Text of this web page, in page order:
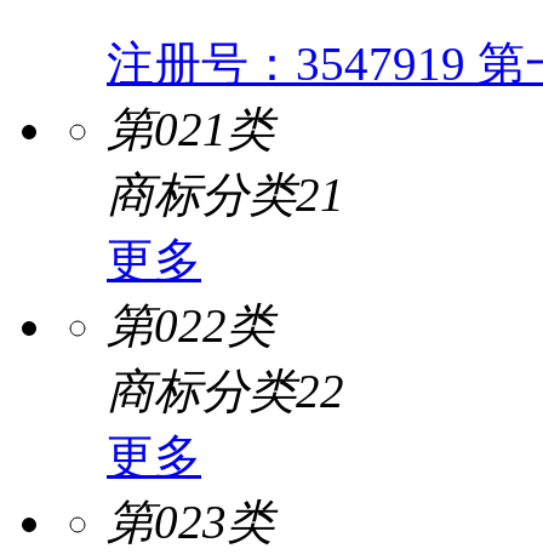
注册号：3547919 第
第021类
商标分类21
更多
第022类
商标分类22
更多
第023类